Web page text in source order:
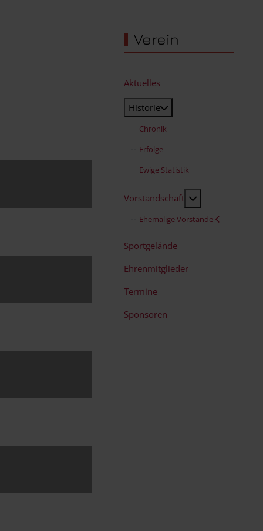
Verein
Aktuelles
Historie
Chronik
Erfolge
Ewige Statistik
Vorstandschaft
Ehemalige Vorstände
Sportgelände
Ehrenmitglieder
Termine
Sponsoren